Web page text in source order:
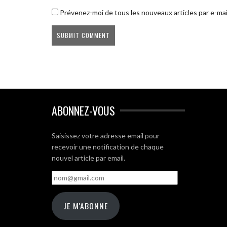
Prévenez-moi de tous les nouveaux articles par e-
ABONNEZ-VOUS
Saisissez votre adresse email pour
recevoir une notification de chaque
nouvel article par email.
nom@gmail.com
JE M'ABONNE